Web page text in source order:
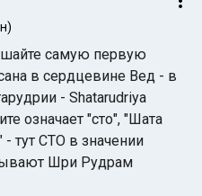
самую первую
в сердцевине Вед - в
- Shatarudriya
означает "сто", "Шата
- тут СТО в значении
Шри Рудрам